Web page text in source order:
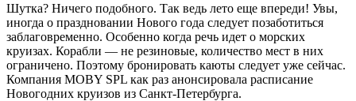
Шутка? Ничего подобного. Так ведь лето еще впереди! Увы,
иногда о праздновании Нового года следует позаботиться
заблаговременно. Особенно когда речь идет о морских
круизах. Корабли — не резиновые, количество мест в них
ограничено. Поэтому бронировать каюты следует уже сейчас.
Компания MOBY SPL как раз анонсировала расписание
Новогодних круизов из Санкт-Петербурга.